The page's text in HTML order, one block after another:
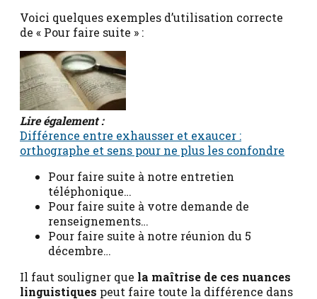
Voici quelques exemples d’utilisation correcte
de « Pour faire suite » :
Lire également :
Différence entre exhausser et exaucer :
orthographe et sens pour ne plus les confondre
Pour faire suite à notre entretien
téléphonique…
Pour faire suite à votre demande de
renseignements…
Pour faire suite à notre réunion du 5
décembre…
Il faut souligner que la maîtrise de ces nuances
linguistiques peut faire toute la différence dans